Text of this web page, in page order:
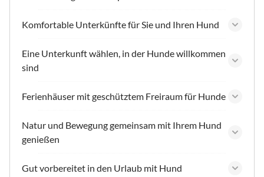
Komfortable Unterkünfte für Sie und Ihren Hund
Eine Unterkunft wählen, in der Hunde willkommen
sind
Ferienhäuser mit geschütztem Freiraum für Hunde
Natur und Bewegung gemeinsam mit Ihrem Hund
genießen
Gut vorbereitet in den Urlaub mit Hund